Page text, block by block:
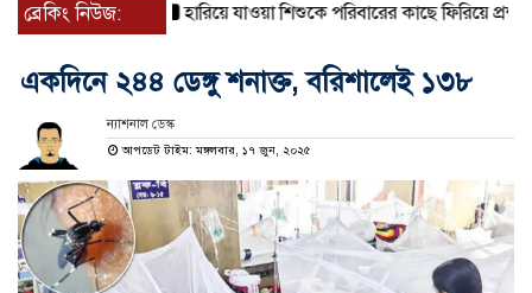
ব্রেকিং নিউজ: হারিয়ে যাওয়া শিশুকে পরিবারের কাছে ফিরিয়ে
একদিনে ২৪৪ ডেঙ্গু শনাক্ত, বরিশালেই ১৩৮
ন্যাশনাল ডেস্ক
আপডেট টাইম: মঙ্গলবার, ১৭ জুন, ২০২৫